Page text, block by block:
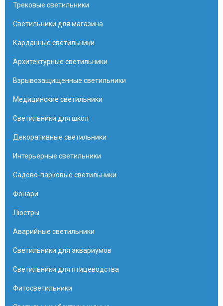
Трековые светильники
Светильники для магазина
Карданные светильники
Архитектурные светильники
Взрывозащищенные светильники
Медицинские светильники
Светильники для школ
Декоративные светильники
Интерьерные светильники
Садово-парковые светильники
Фонари
Люстры
Аварийные светильники
Светильники для аквариумов
Светильники для птицеводства
Фитосветильники